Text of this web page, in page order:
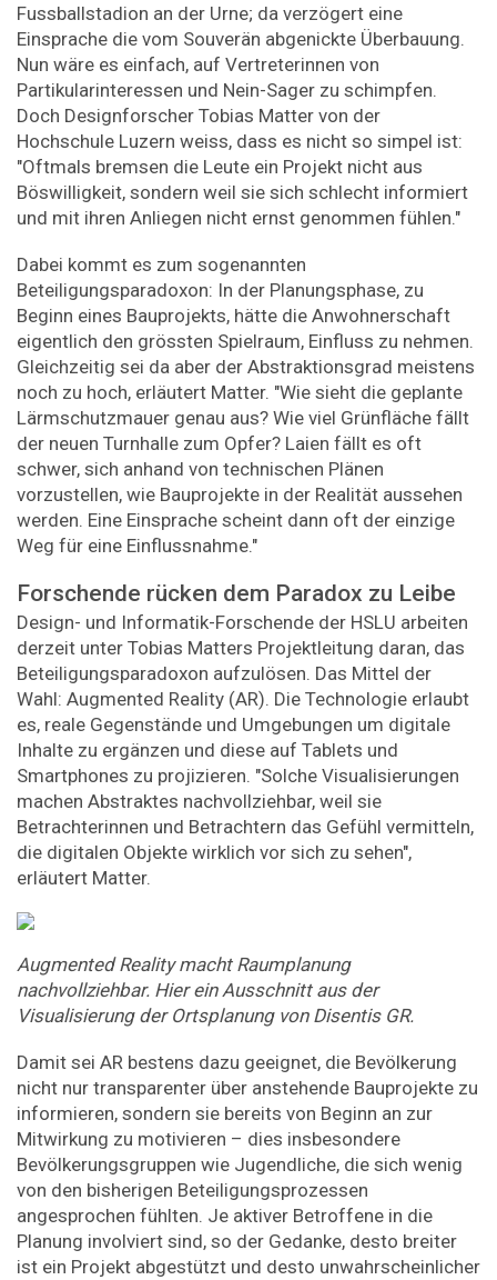
Fussballstadion an der Urne; da verzögert eine
Einsprache die vom Souverän abgenickte Überbauung.
Nun wäre es einfach, auf Vertreterinnen von
Partikularinteressen und Nein-Sager zu schimpfen.
Doch Designforscher Tobias Matter von der
Hochschule Luzern weiss, dass es nicht so simpel ist:
"Oftmals bremsen die Leute ein Projekt nicht aus
Böswilligkeit, sondern weil sie sich schlecht informiert
und mit ihren Anliegen nicht ernst genommen fühlen."
Dabei kommt es zum sogenannten
Beteiligungsparadoxon: In der Planungsphase, zu
Beginn eines Bauprojekts, hätte die Anwohnerschaft
eigentlich den grössten Spielraum, Einfluss zu nehmen.
Gleichzeitig sei da aber der Abstraktionsgrad meistens
noch zu hoch, erläutert Matter. "Wie sieht die geplante
Lärmschutzmauer genau aus? Wie viel Grünfläche fällt
der neuen Turnhalle zum Opfer? Laien fällt es oft
schwer, sich anhand von technischen Plänen
vorzustellen, wie Bauprojekte in der Realität aussehen
werden. Eine Einsprache scheint dann oft der einzige
Weg für eine Einflussnahme."
Forschende rücken dem Paradox zu Leibe
Design- und Informatik-Forschende der HSLU arbeiten
derzeit unter Tobias Matters Projektleitung daran, das
Beteiligungsparadoxon aufzulösen. Das Mittel der
Wahl: Augmented Reality (AR). Die Technologie erlaubt
es, reale Gegenstände und Umgebungen um digitale
Inhalte zu ergänzen und diese auf Tablets und
Smartphones zu projizieren. "Solche Visualisierungen
machen Abstraktes nachvollziehbar, weil sie
Betrachterinnen und Betrachtern das Gefühl vermitteln,
die digitalen Objekte wirklich vor sich zu sehen",
erläutert Matter.
Augmented Reality macht Raumplanung
nachvollziehbar. Hier ein Ausschnitt aus der
Visualisierung der Ortsplanung von Disentis GR.
Damit sei AR bestens dazu geeignet, die Bevölkerung
nicht nur transparenter über anstehende Bauprojekte zu
informieren, sondern sie bereits von Beginn an zur
Mitwirkung zu motivieren – dies insbesondere
Bevölkerungsgruppen wie Jugendliche, die sich wenig
von den bisherigen Beteiligungsprozessen
angesprochen fühlten. Je aktiver Betroffene in die
Planung involviert sind, so der Gedanke, desto breiter
ist ein Projekt abgestützt und desto unwahrscheinlicher